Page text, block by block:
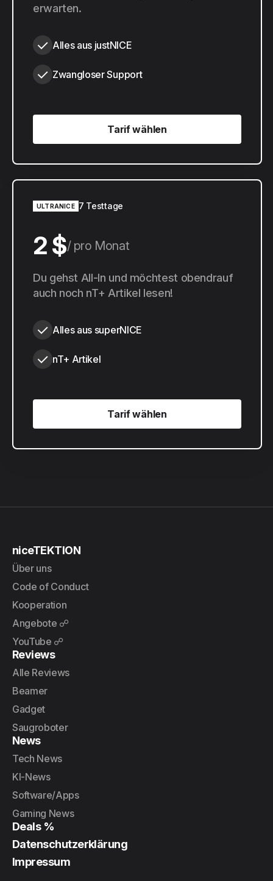
erwarten.
Alles aus justNICE
Zwangloser Support
Tarif wählen
Tarif wählen
ULTRANICE 7 Testtage
2 $ pro Monat
20 $ pro Jahr
Du gehst All-In und möchtest obendrauf
auch noch nT+ Artikel lesen!
Alles aus superNICE
nT+ Artikel
Tarif wählen
Tarif wählen
niceTEKTION
Über uns
Code of Conduct
Kooperation
Angebote ☍
YouTube ☍
Reviews
Alle Reviews
Beamer
Gadget
Saugroboter
News
Tech News
KI-News
Software/Apps
Gaming News
Deals %
Datenschutzerklärung
Impressum